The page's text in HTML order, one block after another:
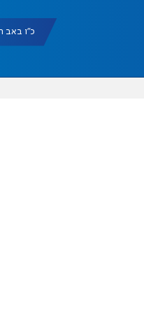
כ"ו באב